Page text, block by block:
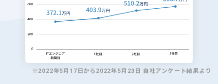
※2022年5月17日から2022年5月23日 自社アンケート結果より